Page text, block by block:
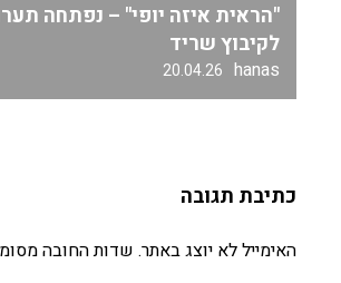
"הראית איזה יופי" – נפתחה
לקיבוץ שריד
hanas
20.04.26
כתיבת תגובה
האימייל לא יוצג באתר. שדות החובה